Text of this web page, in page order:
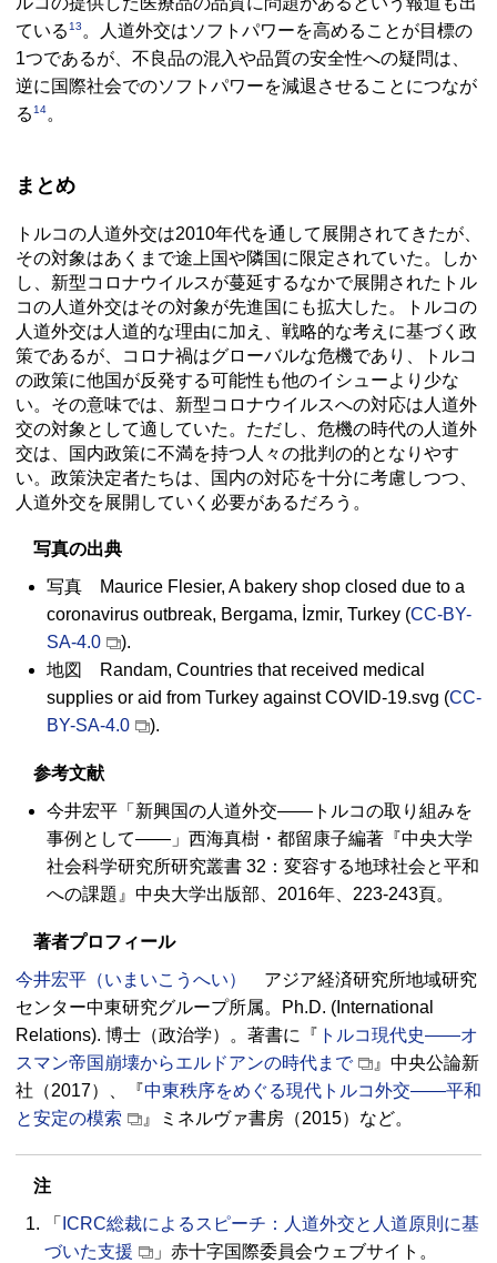
ている 13 。人道外交はソフトパワーを高めることが目標の
1つであるが、不良品の混入や品質の安全性への疑問は、
逆に国際社会でのソフトパワーを減退させることにつなが
る 14。
まとめ
トルコの人道外交は2010年代を通して展開されてきたが、
その対象はあくまで途上国や隣国に限定されていた。しか
し、新型コロナウイルスが蔓延するなかで展開されたトル
コの人道外交はその対象が先進国にも拡大した。トルコの
人道外交は人道的な理由に加え、戦略的な考えに基づく政
策であるが、コロナ禍はグローバルな危機であり、トルコ
の政策に他国が反発する可能性も他のイシューより少な
い。その意味では、新型コロナウイルスへの対応は人道外
交の対象として適していた。ただし、危機の時代の人道外
交は、国内政策に不満を持つ人々の批判の的となりやす
い。政策決定者たちは、国内の対応を十分に考慮しつつ、
人道外交を展開していく必要があるだろう。
写真の出典
写真 Maurice Flesier, A bakery shop closed due to a
coronavirus outbreak, Bergama, İzmir, Turkey (CC-BY-
SA-4.0
).
地図 Randam, Countries that received medical
supplies or aid from Turkey against COVID-19.svg (CC-
BY-SA-4.0
).
参考文献
今井宏平「新興国の人道外交――トルコの取り組みを
事例として――」西海真樹・都留康子編著『中央大学
社会科学研究所研究叢書 32：変容する地球社会と平和
への課題』中央大学出版部、2016年、223-243頁。
著者プロフィール
今井宏平（いまいこうへい）
アジア経済研究所地域研究
センター中東研究グループ所属。Ph.D. (International
Relations). 博士（政治学）。著書に『 トルコ現代史――オ
スマン帝国崩壊からエルドアンの時代まで
』中央公論新
社（2017）、『中東秩序をめぐる現代トルコ外交――平和
と安定の模索
』ミネルヴァ書房（2015）など。
注
「 ICRC総裁によるスピーチ：人道外交と人道原則に基
づいた支援
」赤十字国際委員会ウェブサイト。